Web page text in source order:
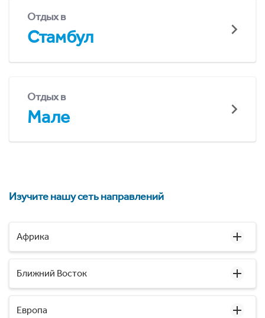
Отдых в
Стамбул
Отдых в
Мале
Изучите нашу сеть направлений
Африка
Ближний Восток
Европа